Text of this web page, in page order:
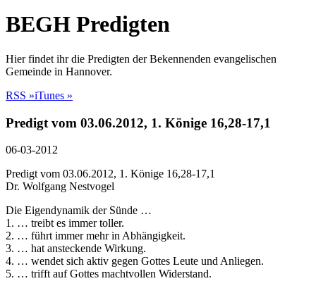
BEGH Predigten
Hier findet ihr die Predigten der Bekennenden evangelischen
Gemeinde in Hannover.
RSS »iTunes »
Predigt vom 03.06.2012, 1. Könige 16,28-17,1
06-03-2012
Predigt vom 03.06.2012, 1. Könige 16,28-17,1
Dr. Wolfgang Nestvogel
Die Eigendynamik der Sünde …
1. … treibt es immer toller.
2. … führt immer mehr in Abhängigkeit.
3. … hat ansteckende Wirkung.
4. … wendet sich aktiv gegen Gottes Leute und Anliegen.
5. … trifft auf Gottes machtvollen Widerstand.